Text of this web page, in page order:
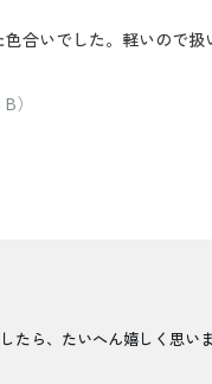
合いでした。軽いので
）
たら、たいへん嬉しく思